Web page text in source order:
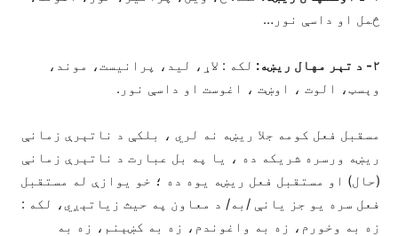
څمل او داسې نور…
۲- د تېر مهال ريښه:
لکه : لاړ، لید، پرانیست، موند،
وېسټ، الوت ، اوښت ، اغوست او داسې نور.
مسقبل فعل کومه جلا ریښه نه لري ، بلکې د ناتېرې زمانې
ريښه ورسره شریکه ده ، یا په بل عبارت د ناتېرې زمانې
(حال) او مستقبل فعل ریښه یوه ده ؛ خو یوازې له مستقبل
فعل سره یو جز یانې /به/ د معاون په حیث زیاتېږي، لکه :
زه به وخورم، زه به واغوندم، زه به کښېنم، زه به